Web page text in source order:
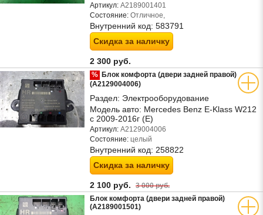
Артикул: A2189001401
Состояние: Отличное,
Внутренний код: 583791
Скидка за наличку
2 300 руб.
% Блок комфорта (двери задней правой)
(A2129004006)
Раздел: Электрооборудование
Модель авто: Mercedes Benz E-Klass W212
с 2009-2016г (Е)
Артикул: A2129004006
Состояние: целый
Внутренний код: 258822
Скидка за наличку
2 100 руб. 3 000 руб.
Блок комфорта (двери задней правой)
(A2189001501)